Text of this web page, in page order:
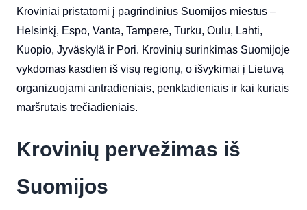
Kroviniai pristatomi į pagrindinius Suomijos miestus –
Helsinkį, Espo, Vanta, Tampere, Turku, Oulu, Lahti,
Kuopio, Jyväskylä ir Pori. Krovinių surinkimas Suomijoje
vykdomas kasdien iš visų regionų, o išvykimai į Lietuvą
organizuojami antradieniais, penktadieniais ir kai kuriais
maršrutais trečiadieniais.
Krovinių pervežimas iš
Suomijos